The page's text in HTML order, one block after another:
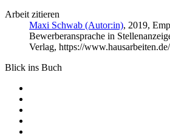
Arbeit zitieren
Maxi Schwab (Autor:in), 2019,
Bewerberansprache in
Verlag, https://
Blick ins Buch